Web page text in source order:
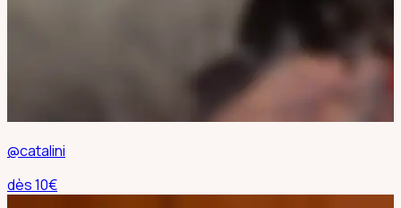
@catalini
dès10€